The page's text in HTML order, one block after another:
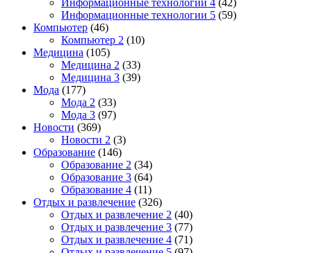
Информационные технологии 4 (42)
Информационные технологии 5 (59)
Компьютер (46)
Компьютер 2 (10)
Медицина (105)
Медицина 2 (33)
Медицина 3 (39)
Мода (177)
Мода 2 (33)
Мода 3 (97)
Новости (369)
Новости 2 (3)
Образование (146)
Образование 2 (34)
Образование 3 (64)
Образование 4 (11)
Отдых и развлечение (326)
Отдых и развлечение 2 (40)
Отдых и развлечение 3 (77)
Отдых и развлечение 4 (71)